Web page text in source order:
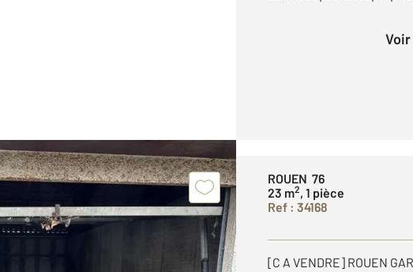
ROUEN 76
23 m2, 1 pièce
Ref : 34168
[C A VENDRE] ROUEN